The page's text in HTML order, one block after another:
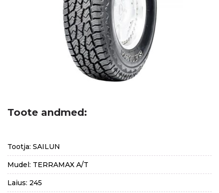
Toote andmed:
Tootja: SAILUN
Mudel: TERRAMAX A/T
Laius: 245